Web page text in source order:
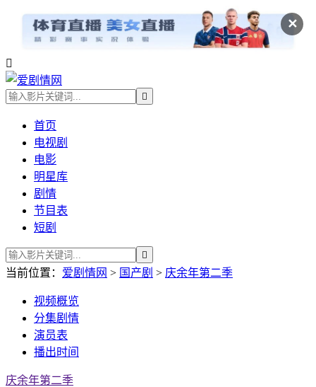
✕


首页
电视剧
电影
明星库
剧情
节目表
短剧

当前位置： 爱剧情网 > 国产剧 > 庆余年第二季
视频概览
分集剧情
演员表
播出时间
庆余年第二季